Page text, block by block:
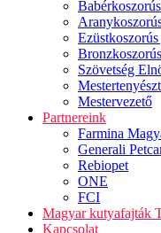
Szövetség
Mestervezető
Partnereink
Farmina
Generali
Rebiopet
ONE
FCI
Magyar kutyafajták
Kapcsolat